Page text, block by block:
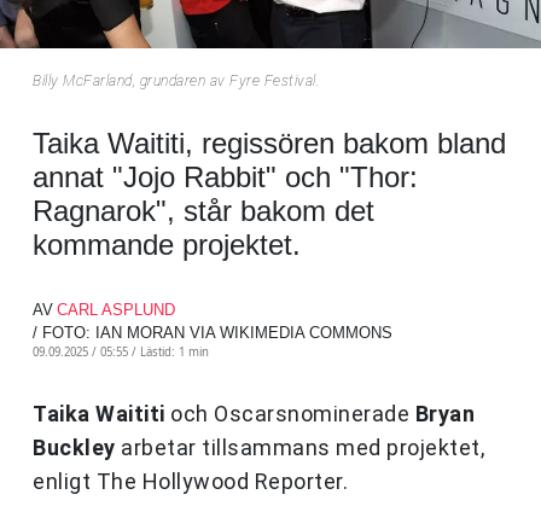
Billy McFarland, grundaren av Fyre Festival.
Taika Waititi, regissören bakom bland
annat "Jojo Rabbit" och "Thor:
Ragnarok", står bakom det
kommande projektet.
AV CARL ASPLUND
/ FOTO: IAN MORAN VIA WIKIMEDIA COMMONS
09.09.2025 / 05:55 / Lästid: 1 min
Taika Waititi och Oscarsnominerade Bryan
Buckley arbetar tillsammans med projektet,
enligt The Hollywood Reporter.